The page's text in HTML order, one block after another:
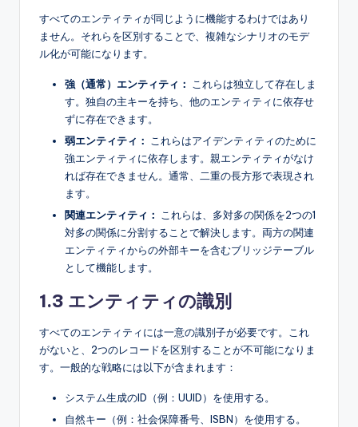
すべてのエンティティが同じように機能するわけではあり
ません。それらを区別することで、複雑なシナリオのモデ
ル化が可能になります。
強（通常）エンティティ：
これらは独立して存在しま
す。独自の主キーを持ち、他のエンティティに依存せ
ずに存在できます。
弱エンティティ： これらはアイデンティティのために
強エンティティに依存します。親エンティティがなけ
れば存在できません。通常、二重の長方形で表現され
ます。
関連エンティティ： これらは、多対多の関係を2つの1
対多の関係に分割することで解決します。両方の関連
エンティティからの外部キーを含むブリッジテーブル
として機能します。
1.3 エンティティの識別
すべてのエンティティには一意の識別子が必要です。これ
がないと、2つのレコードを区別することが不可能になりま
す。一般的な戦略には以下が含まれます：
システム生成のID（例：UUID）を使用する。
自然キー（例：社会保障番号、ISBN）を使用する。